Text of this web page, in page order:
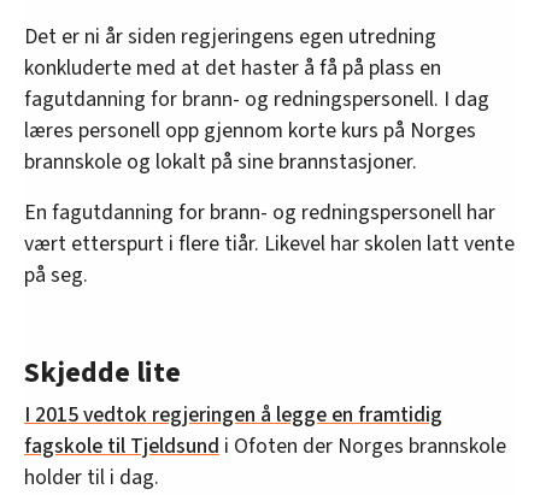
Det er ni år siden regjeringens egen utredning
konkluderte med at det haster å få på plass en
fagutdanning for brann- og redningspersonell. I dag
læres personell opp gjennom korte kurs på Norges
brannskole og lokalt på sine brannstasjoner.
En fagutdanning for brann- og redningspersonell har
vært etterspurt i flere tiår. Likevel har skolen latt vente
på seg.
Skjedde lite
I 2015 vedtok regjeringen å legge en framtidig
fagskole til Tjeldsund i Ofoten der Norges brannskole
holder til i dag.